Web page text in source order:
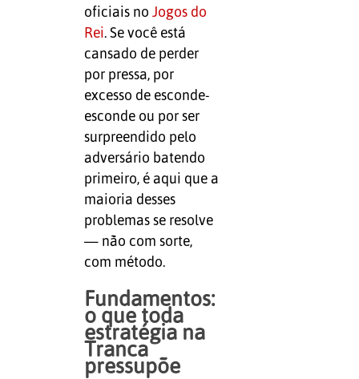
oficiais no Jogos do
Rei. Se você está
cansado de perder
por pressa, por
excesso de esconde-
esconde ou por ser
surpreendido pelo
adversário batendo
primeiro, é aqui que a
maioria desses
problemas se resolve
— não com sorte,
com método.
Fundamentos:
o que toda
estratégia na
Tranca
pressupõe